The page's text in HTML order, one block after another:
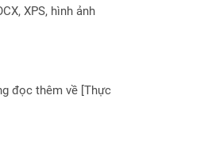
XPS, hình ảnh
đọc thêm về [Thực